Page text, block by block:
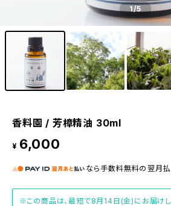
1/5
香料園 / 芳樟精油 30ml
¥ 6,000
なら 手数料無料の 翌月
※この商品は、最短で8月14日(金)にお届けし